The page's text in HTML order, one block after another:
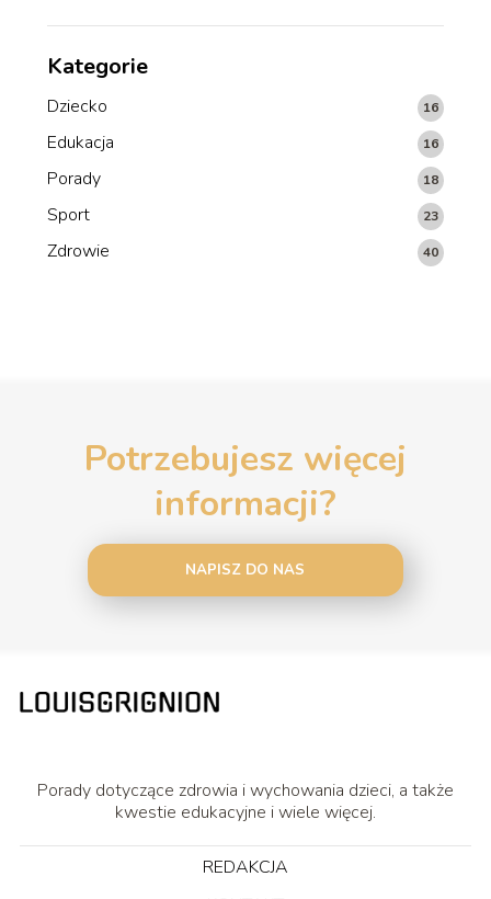
Kategorie
Dziecko 16
Edukacja 16
Porady 18
Sport 23
Zdrowie 40
Potrzebujesz więcej
informacji?
NAPISZ DO NAS
Porady dotyczące zdrowia i wychowania dzieci, a także
kwestie edukacyjne i wiele więcej.
REDAKCJA